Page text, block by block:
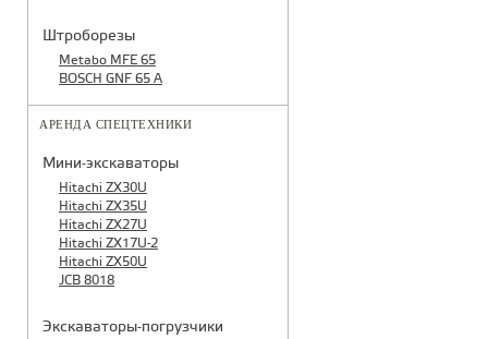
Штроборезы
Metabo MFE 65
BOSCH GNF 65 A
АРЕНДА СПЕЦТЕХНИКИ
Мини-экскаваторы
Hitachi ZX30U
Hitachi ZX35U
Hitachi ZX27U
Hitachi ZX17U-2
Hitachi ZX50U
JCB 8018
Экскаваторы-погрузчики